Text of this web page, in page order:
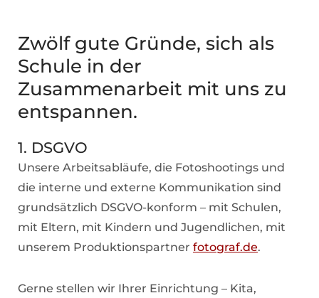
Zwölf gute Gründe, sich als
Schule in der
Zusammenarbeit mit uns zu
entspannen.
1. DSGVO
Unsere Arbeitsabläufe, die Fotoshootings und
die interne und externe Kommunikation sind
grundsätzlich DSGVO-konform – mit Schulen,
mit Eltern, mit Kindern und Jugendlichen, mit
unserem Produktionspartner fotograf.de.
Gerne stellen wir Ihrer Einrichtung – Kita,